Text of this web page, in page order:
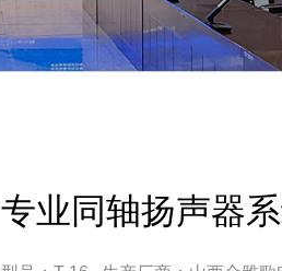
专业同轴扬声器